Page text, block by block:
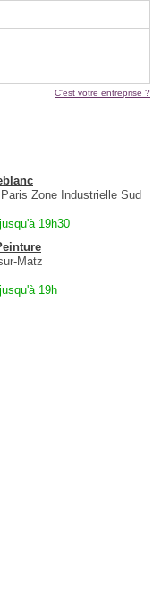
C'est votre entreprise ?
Zone Industrielle Sud
19h30
Matz
19h